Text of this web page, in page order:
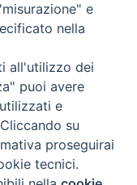
riservati - Vita
Torna
e
nella
all'utilizzo dei
puoi avere
e
su
proseguirai
tecnici.